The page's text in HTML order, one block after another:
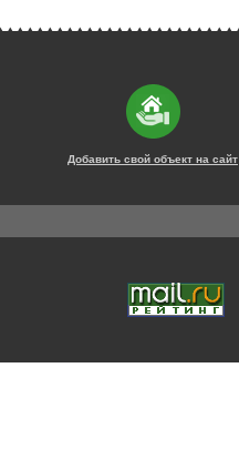
Добавить свой объект на сайт